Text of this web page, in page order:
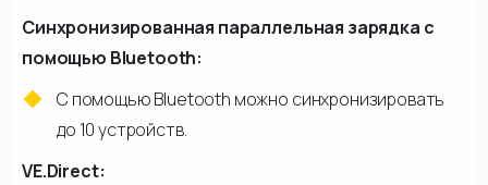
Синхронизированная параллельная зарядка с
помощью Bluetooth:
С помощью Bluetooth можно синхронизировать
до 10 устройств.
VE.Direct: